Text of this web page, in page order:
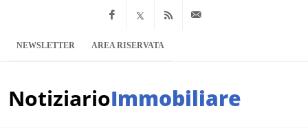
Facebook
x.com Feed RSS
NEWSLETTER AREA RISERVATA
NotiziarioImmobiliare